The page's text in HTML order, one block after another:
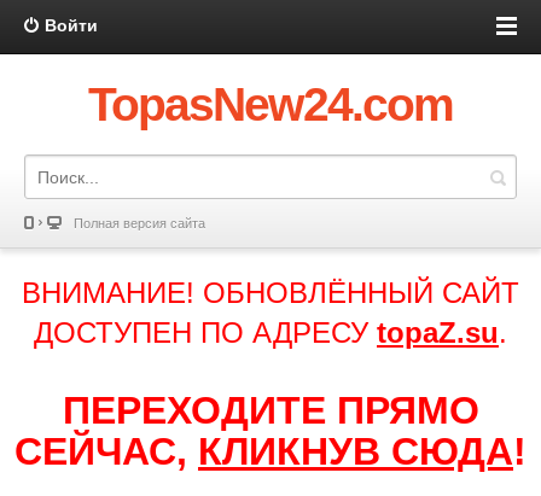
Войти
TopasNew24.com
Полная версия сайта
ВНИМАНИЕ! ОБНОВЛЁННЫЙ САЙТ
ДОСТУПЕН ПО АДРЕСУ topaZ.su.
ПЕРЕХОДИТЕ ПРЯМО
СЕЙЧАС, КЛИКНУВ СЮДА!